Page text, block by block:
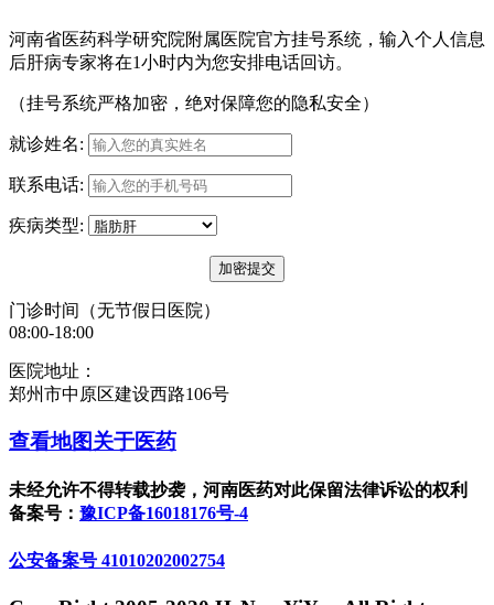
河南省医药科学研究院附属医院官方挂号系统，输入个人信息
后肝病专家将在1小时内为您安排电话回访。
（挂号系统严格加密，绝对保障您的隐私安全）
就诊姓名:
联系电话:
疾病类型:
门诊时间（无节假日医院）
08:00-18:00
医院地址：
郑州市中原区建设西路106号
查看地图关于医药
未经允许不得转载抄袭，河南医药对此保留法律诉讼的权利
备案号： 豫ICP备16018176号-4
公安备案号 41010202002754